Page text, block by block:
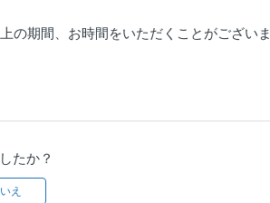
の期間、お時間をいただくことがございま
たか？
え